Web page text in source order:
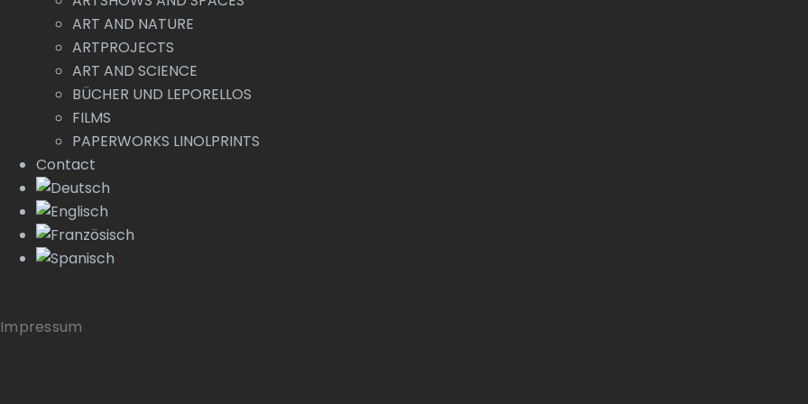
ART AND NATURE
ARTPROJECTS
ART AND SCIENCE
BÜCHER UND LEPORELLOS
FILMS
PAPERWORKS LINOLPRINTS
Contact
Impressum